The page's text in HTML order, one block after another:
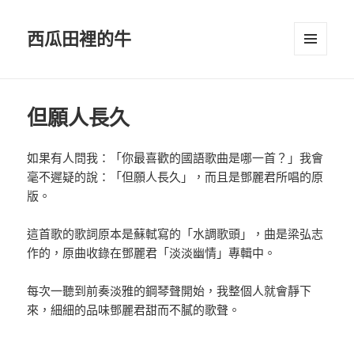
西瓜田裡的牛
但願人長久
如果有人問我：「你最喜歡的國語歌曲是哪一首？」我會
毫不遲疑的說：「但願人長久」，而且是鄧麗君所唱的原
版。
這首歌的歌詞原本是蘇軾寫的「水調歌頭」，曲是梁弘志
作的，原曲收錄在鄧麗君「淡淡幽情」專輯中。
每次一聽到前奏淡雅的鋼琴聲開始，我整個人就會靜下
來，細細的品味鄧麗君甜而不膩的歌聲。